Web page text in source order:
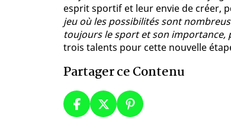
esprit sportif et leur envie de créer,
jeu où les possibilités sont
toujours le sport et son importance,
trois talents pour cette nouvelle
Partager ce Contenu